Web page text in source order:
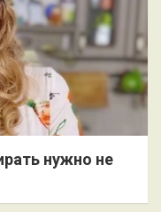
нужно не